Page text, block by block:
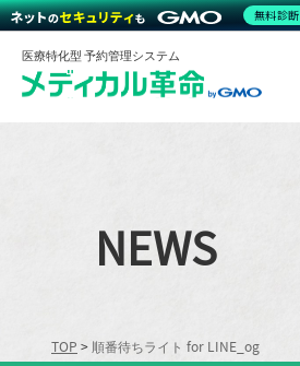
医療特化型 予約管理システム
NEWS
TOP > 順番待ちライト for LINE_og
無料診断